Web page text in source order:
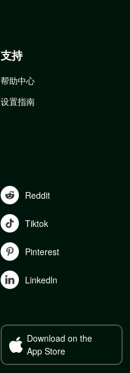
支持
帮助中心
设置指南
Reddit
Tiktok
Pinterest
Linkedln
Download on the
App Store